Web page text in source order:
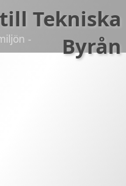
Tekniska
Byrån
-